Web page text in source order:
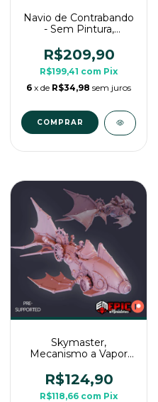
Navio de Contrabando
- Sem Pintura,
Para RPG de Mesa
R$209,90
R$199,41 com Pix
6 x de R$34,98 sem juros
Skymaster,
Mecanismo a Vapor
Miniatura 3D Enorme
Para Rpg de Mesa
R$124,90
R$118,66 com Pix